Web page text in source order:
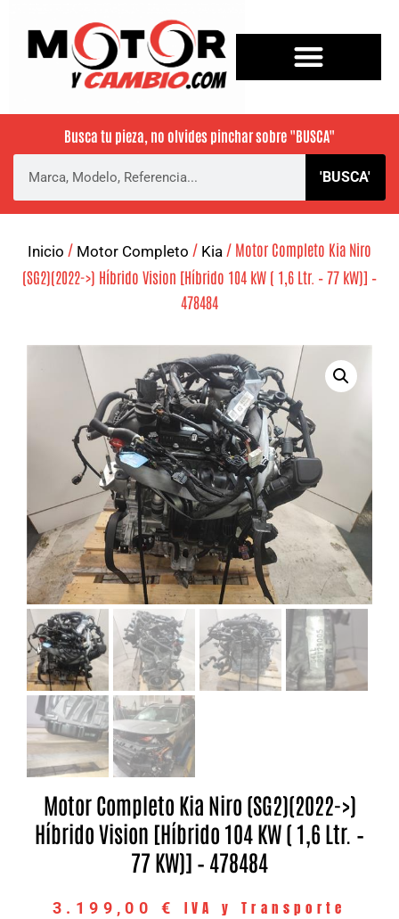
Busca tu pieza, no olvides pinchar sobre "BUSCA"
'BUSCA'
Inicio / Motor Completo / Kia / Motor Completo Kia Niro
(SG2)(2022->) Híbrido Vision [Híbrido 104 kW ( 1,6 Ltr. – 77 kW)] –
478484
Motor Completo Kia Niro (SG2)(2022->)
Híbrido Vision [Híbrido 104 KW ( 1,6 Ltr. –
77 KW)] – 478484
3.199,00 €
IVA y Transporte